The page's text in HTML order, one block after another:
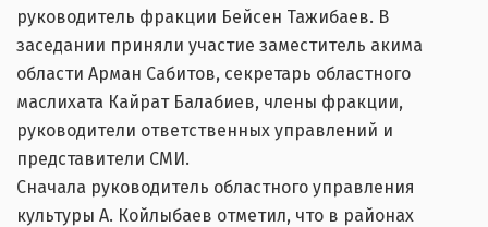
руководитель фракции Бейсен Тажибаев. В
заседании приняли участие заместитель акима
области Арман Сабитов, секретарь областного
маслихата Кайрат Балабиев, члены фракции,
руководители ответственных управлений и
представители СМИ.
Сначала руководитель областного управления
культуры А. Койлыбаев отметил, что в районах